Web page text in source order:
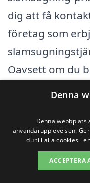
dig att få
företag som
Oavsett om du
liknande
erbjudanden
Förutom
närliggande
Denna
Denna
användarupplevelsen.
du till alla cookies i
ACCEPTERA